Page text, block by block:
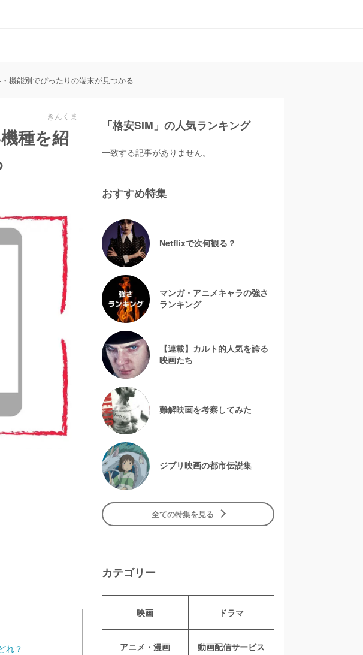
機能別でぴったりの端末が見つかる
きんくま
種を紹
れ？
「格安SIM」の人気ランキング
一致する記事がありません。
おすすめ特集
Netflixで次何観る？
マンガ・アニメキャラの強さ
ランキング
【連載】カルト的人気を誇る
映画たち
難解映画を考察してみた
ジブリ映画の都市伝説集
全ての特集を見る
カテゴリー
映画 ドラマ
アニメ・漫画 動画配信サービス